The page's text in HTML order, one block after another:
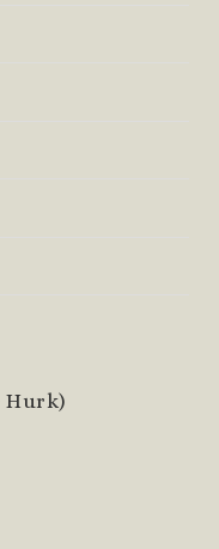
Hurk)